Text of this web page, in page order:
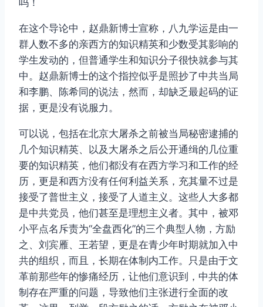
在这个导论中，赵鼎新博士宣称，八九学运是由一
群人数不多的亲西方的知识精英和少数受其影响的
学生发动的，但普通学生和知识分子很快就参与其
中。赵鼎新博士的这个指控似乎是照抄了中共当局
和李鹏、陈希同的说法，然而，却缺乏最起码的证
据，更是没有说服力。
可以说，包括在北京大屠杀之前被当局秘密逮捕的
几个知识精英、以及大屠杀之后公开通缉的几位重
要的知识精英，他们都没有在西方学习和工作的经
历，更是和西方没有任何利益关系，充其量不过是
接受了普世主义，接受了人道主义。这些人大多都
是中共党员，他们甚至是理想主义者。其中，被邓
小平点名斥责为“全盘西化”的三个典型人物，方励
之、刘宾雁、王若望，更是在青少年时期就加入中
共的组织，而且，长期在体制内工作。只是由于文
革前那些年的惨痛经历，让他们意识到，中共的体
制存在严重的问题，导致他们主张进行全面的改